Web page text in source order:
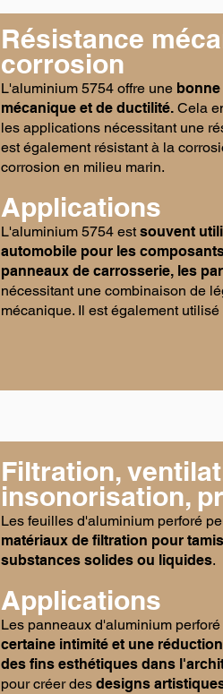
Résistance
corrosion
L'aluminium 5754 offre une
mécanique et de ductilité. Cela
les applications nécessitant une
est également résistant à la
corrosion en milieu marin.
Applications
L'aluminium 5754 est souvent
automobile pour les
panneaux de carrosserie, les
nécessitant une combinaison de
mécanique. Il est également
Filtration,
insonorisation,
Les feuilles d'aluminium perforé
matériaux de filtration pour
substances solides ou liquides.
Applications
Les panneaux d'aluminium
certaine intimité et une
des fins esthétiques dans
pour créer des designs